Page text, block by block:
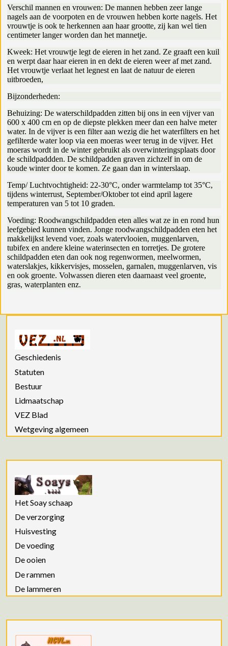
Verschil mannen en vrouwen: De mannen hebben zeer lange
nagels aan de voorpoten en de vrouwen hebben korte nagels. Het
vrouwtje is ook te herkennen aan haar grootte, zij kan wel tien
centimeter langer worden dan het mannetje.
Kweek: Het vrouwtje legt de eieren in het zand. Ze graaft een kuil
en werpt daar haar eieren in en dekt de eieren weer af met zand.
Het vrouwtje verlaat het legnest en laat de natuur de eieren
uitbroeden,
Bijzonderheden:
Behuizing: De waterschildpadden zitten bij ons in een vijver van
600 x 400 cm en op de diepste plekken meer dan een halve meter
water. In de vijver is een filter aan wezig die het waterfilters en het
gefilterde water loop via een moeras weer terug in de vijver. Het
moeras wordt in de winter gebruikt als overwinteringsplaats door
de schildpaddden. De schildpadden graven zichzelf in om de
koude winter door te komen. Ze gaan dan in winterslaap.
Temp/ Luchtvochtigheid: 22-30°C, onder warmtelamp tot 35°C,
tijdens winterrust, September/Oktober tot eind april lagere
temperaturen van 5 tot 10 graden.
Voeding: Roodwangschildpadden eten alles wat ze in en rond hun
leefgebied kunnen vinden. Jonge roodwangschildpadden eten het
makkelijkst levend voer, zoals watervlooien, muggenlarven,
tubifex en andere kleine waterinsecten en torretjes. De grotere
schildpadden eten dan ook nog regenwormen, meelwormen,
waterslakjes, kikkervisjes, mosselen, garnalen, muggenlarven, vis
en ook groente. Volwassen dieren eten daarnaast veel groente,
gras, waterplanten enz.
Geschiedenis
Statuten
Bestuur
Lidmaatschap
VEZ Blad
Wetgeving algemeen
Het Soay schaap
De verzorging
Huisvesting
De voeding
De ooien
De rammen
De lammeren